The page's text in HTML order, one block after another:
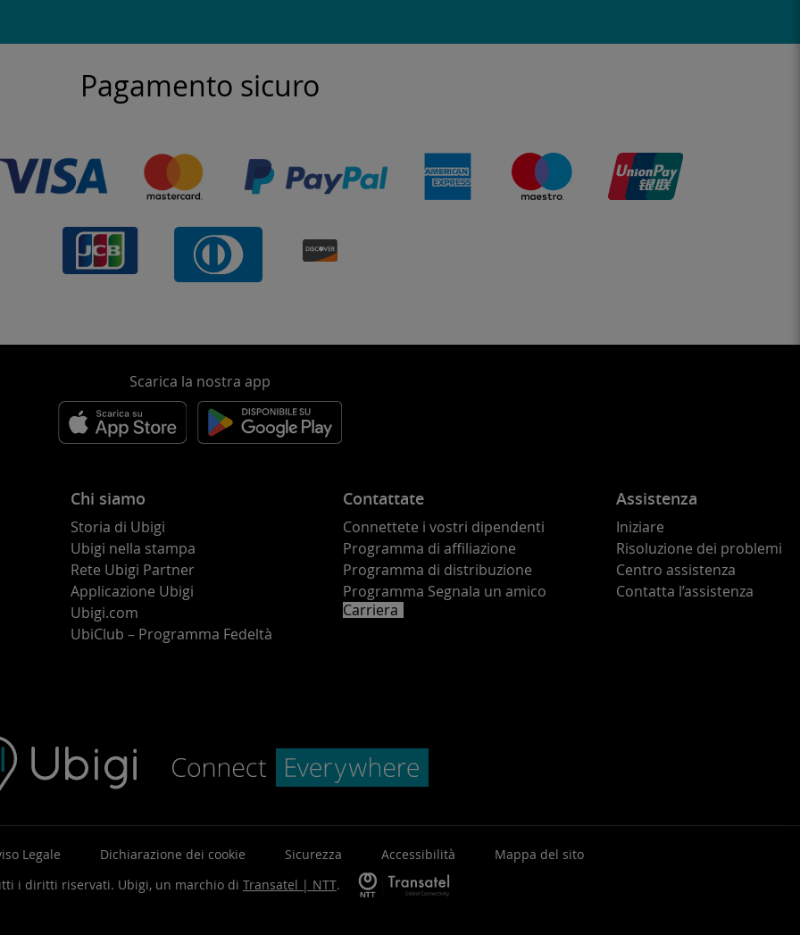
Pagamento sicuro
Scarica la nostra app
Chi siamo
Storia di Ubigi
Ubigi nella stampa
Rete Ubigi Partner
Applicazione Ubigi
Ubigi.com
UbiClub – Programma Fedeltà
Contattate
Connettete i vostri dipendenti
Programma di affiliazione
Programma di distribuzione
Programma Segnala un amico
Carriera
Assistenza
Iniziare
Risoluzione dei problemi
Centro assistenza
Contatta l’assistenza
Legale Dichiarazione dei cookie Sicurezza Accessibilità
Mappa del sito
i diritti riservati. Ubigi, un marchio di Transatel | NTT.